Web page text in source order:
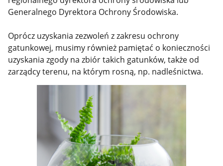
Generalnego Dyrektora Ochrony Środowiska.
Oprócz uzyskania zezwoleń z zakresu ochrony
gatunkowej, musimy również pamiętać o konieczności
uzyskania zgody na zbiór takich gatunków, także od
zarządcy terenu, na którym rosną, np. nadleśnictwa.